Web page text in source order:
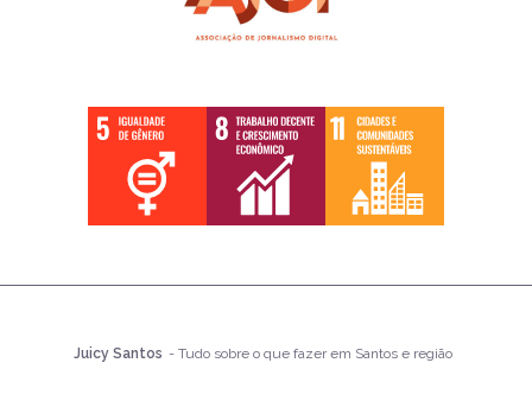
Juicy Santos - Tudo sobre o que fazer em Santos e região